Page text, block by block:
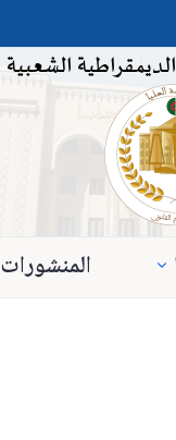
الشعبية
المنشورات